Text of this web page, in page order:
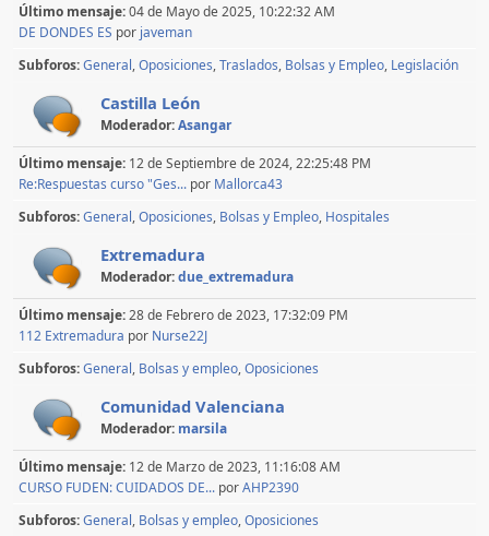
Último mensaje:04 de Mayo de 2025, 10:22:32 AM
DE DONDES ES por javeman
Subforos General Oposiciones Traslados Bolsas y Empleo Legislación
Castilla León
Moderador:Asangar
Último mensaje: 12 de Septiembre de 2024, 22:25:48 PM
Re:Respuestas curso "Ges... por Mallorca43
Subforos General Oposiciones Bolsas y Empleo Hospitales
Extremadura
Moderador:due_extremadura
Último mensaje:28 de Febrero de 2023, 17:32:09 PM
112 Extremadura por Nurse22J
Subforos General Bolsas y empleo Oposiciones
Comunidad Valenciana
Moderador: marsila
Último mensaje: 12 de Marzo de 2023, 11:16:08 AM
CURSO FUDEN: CUIDADOS DE... porAHP2390
Subforos General Bolsas y empleo Oposiciones